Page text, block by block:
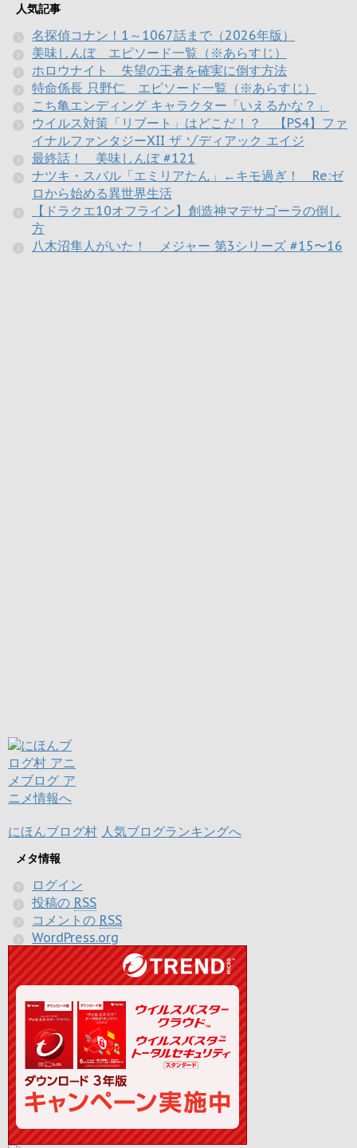
人気記事
名探偵コナン！1～1067話まで（2026年版）
美味しんぼ エピソード一覧（※あらすじ）
ホロウナイト 失望の王者を確実に倒す方法
特命係長 只野仁 エピソード一覧（※あらすじ）
こち亀エンディング キャラクター「いえるかな？」
ウイルス対策「リブート」はどこだ！？ 【PS4】ファ
イナルファンタジーXII ザ ゾディアック エイジ
最終話！ 美味しんぼ #121
ナツキ・スバル「エミリアたん」←キモ過ぎ！ Re:ゼ
ロから始める異世界生活
【ドラクエ10オフライン】創造神マデサゴーラの倒し
方
八木沼隼人がいた！ メジャー 第3シリーズ #15〜16
にほんブログ村 人気ブログランキングへ
メタ情報
ログイン
投稿の RSS
コメントの RSS
WordPress.org